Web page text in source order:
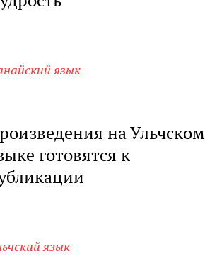
язык
на Ульчском
готовятся к
язык